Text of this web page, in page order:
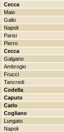
Cecca
Maio
Gallo
Napoli
Parisi
Pierro
Cecca
Galgano
Ambrogio
Frucci
Tancredi
Codella
Caputo
Carlo
Cogliano
Lungato
Napoli